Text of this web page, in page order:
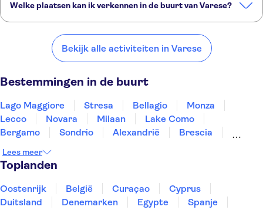
Welke plaatsen kan ik verkennen in de buurt van Varese?
buurt van Varese:
Lago Maggiore Stresa
Bekijk alle activiteiten in Varese
Bestemmingen in de buurt
Lago Maggiore Stresa Bellagio
Monza
Lecco
Novara Milaan
Lake Como
Bergamo
Sondrio Alexandrië
Brescia
Lees meer
Toplanden
Oostenrijk België Curaçao
Cyprus
Duitsland
Denemarken Egypte
Spanje